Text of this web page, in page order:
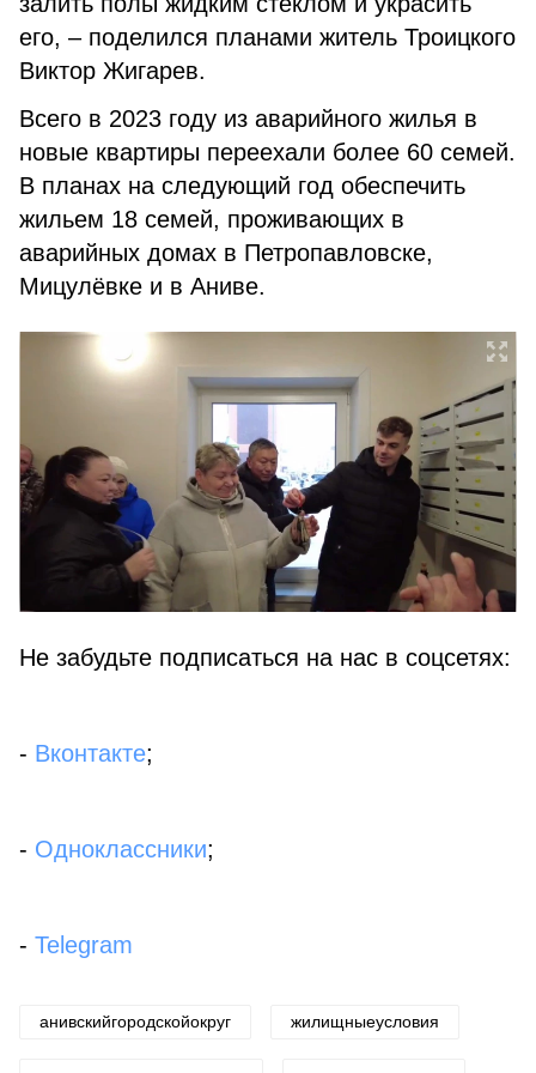
его, – поделился планами житель Троицкого
Виктор Жигарев.
Всего в 2023 году из аварийного жилья в
новые квартиры переехали более 60 семей.
В планах на следующий год обеспечить
жильем 18 семей, проживающих в
аварийных домах в Петропавловске,
Мицулёвке и в Аниве.
Не забудьте подписаться на нас в соцсетях:
- Вконтакте;
- Одноклассники;
- Telegram
анивскийгородскойокруг жилищныеусловия